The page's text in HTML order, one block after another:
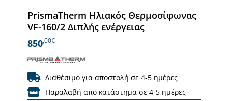
PrismaTherm Ηλιακός Θερμοσίφωνας
VF-160/2 Διπλής ενέργειας
850,00€
Διαθέσιμο για αποστολή σε 4-5 ημέρες
Παραλαβή από κατάστημα σε 4-5 ημέρες